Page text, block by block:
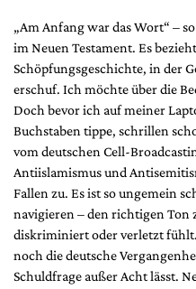
„Am Anfang war das Wort“ –
im Neuen Testament. Es
Schöpfungsgeschichte, in der
erschuf. Ich möchte über die
Doch bevor ich auf meiner
Buchstaben tippe, schrillen
vom deutschen Cell-
Antiislamismus und
Fallen zu. Es ist so ungemein
navigieren – den richtigen Ton
diskriminiert oder verletzt
noch die deutsche
Schuldfrage außer Acht lässt.